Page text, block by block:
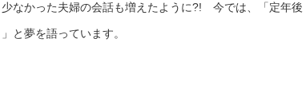
なかった夫婦の会話も増えたように?! 今では、「定年後
と夢を語っています。